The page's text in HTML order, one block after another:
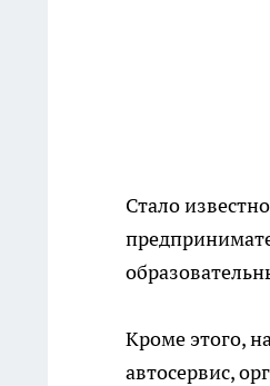
Стало
Кроме этого,
автосервис,